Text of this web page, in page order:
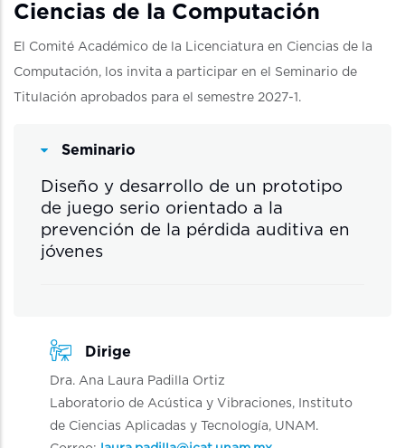
Ciencias de la Computación
El Comité Académico de la Licenciatura en Ciencias de la
Computación, los invita a participar en el Seminario de
Titulación aprobados para el semestre 2027-1.
Seminario
Diseño y desarrollo de un prototipo
de juego serio orientado a la
prevención de la pérdida auditiva en
jóvenes
Dirige
Dra. Ana Laura Padilla Ortiz
Laboratorio de Acústica y Vibraciones, Instituto
de Ciencias Aplicadas y Tecnología, UNAM.